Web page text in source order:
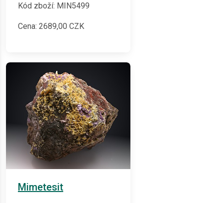
Kód zboží: MIN5499
Cena: 2689,00 CZK
Mimetesit